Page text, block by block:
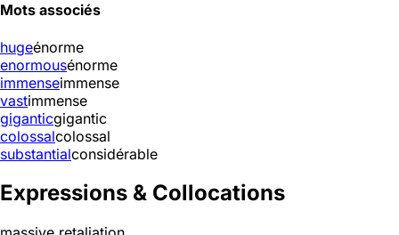
Mots associés
hugeénorme
enormousénorme
immenseimmense
vastimmense
giganticgigantic
colossalcolossal
substantialconsidérable
Expressions & Collocations